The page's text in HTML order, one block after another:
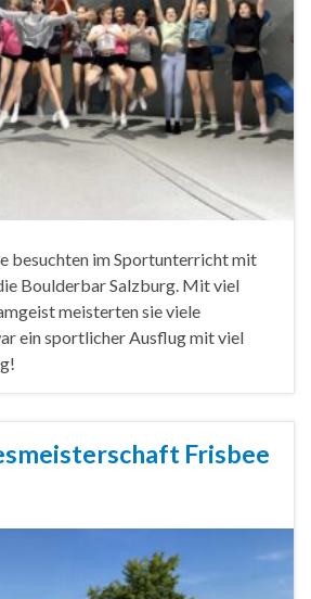
besuchten im Sportunterricht mit
Boulderbar Salzburg. Mit viel
meisterten sie viele
ein sportlicher Ausflug mit viel
Frisbee